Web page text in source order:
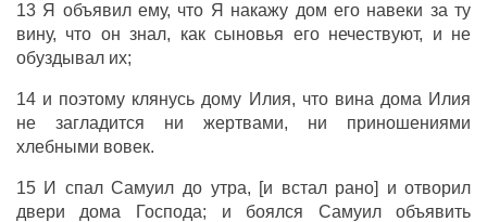
13 Я объявил ему, что Я накажу дом его навеки за ту
вину, что он знал, как сыновья его нечествуют, и не
обуздывал их;
14 и поэтому клянусь дому Илия, что вина дома Илия
не загладится ни жертвами, ни приношениями
хлебными вовек.
15 И спал Самуил до утра, [и встал рано] и отворил
двери дома Господа; и боялся Самуил объявить